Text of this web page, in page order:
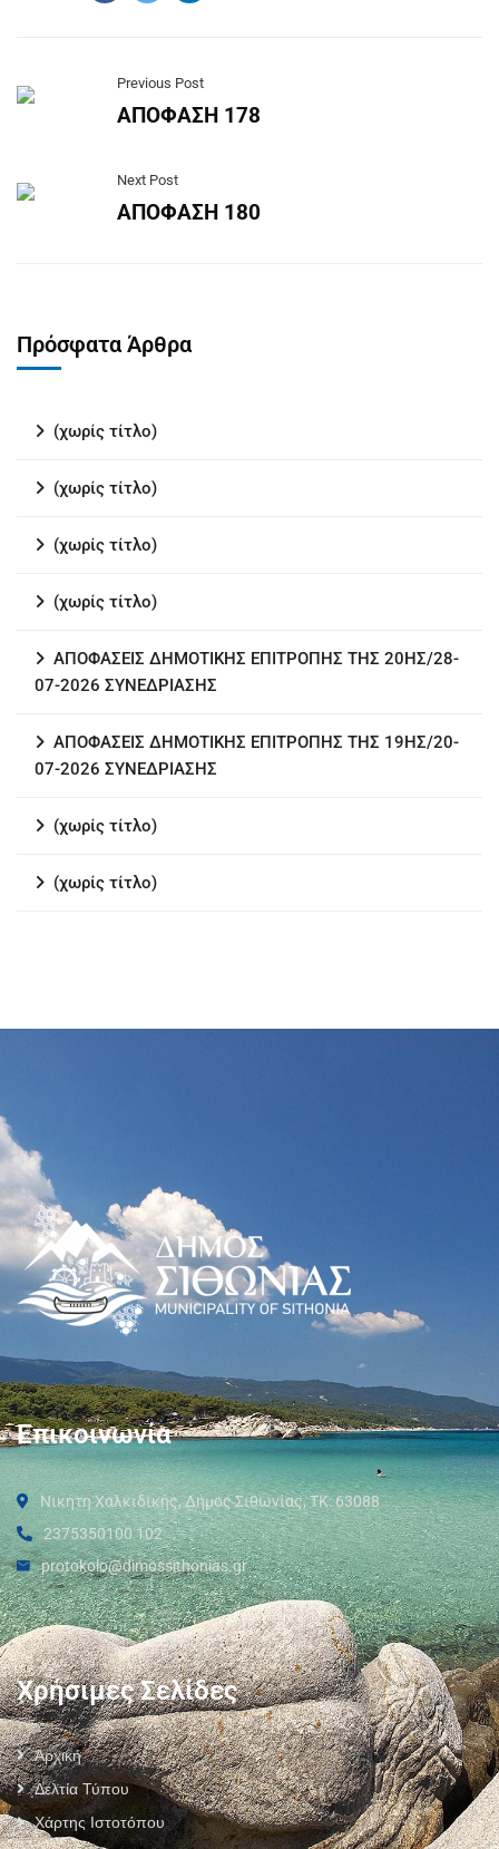
Previous Post
ΑΠΟΦΑΣΗ 178
Next Post
ΑΠΟΦΑΣΗ 180
Πρόσφατα Άρθρα
(χωρίς τίτλο)
(χωρίς τίτλο)
(χωρίς τίτλο)
(χωρίς τίτλο)
ΑΠΟΦΑΣΕΙΣ ΔΗΜΟΤΙΚΗΣ ΕΠΙΤΡΟΠΗΣ ΤΗΣ 20ΗΣ/28-
07-2026 ΣΥΝΕΔΡΙΑΣΗΣ
ΑΠΟΦΑΣΕΙΣ ΔΗΜΟΤΙΚΗΣ ΕΠΙΤΡΟΠΗΣ ΤΗΣ 19ΗΣ/20-
07-2026 ΣΥΝΕΔΡΙΑΣΗΣ
(χωρίς τίτλο)
(χωρίς τίτλο)
Επικοινωνία
Νικήτη Χαλκιδικής, Δήμος Σιθωνίας, ΤΚ: 63088
2375350100 102
protokolo@dimossithonias.gr
Χρήσιμες Σελίδες
Αρχική
Δελτία Τύπου
Χάρτης Ιστοτόπου